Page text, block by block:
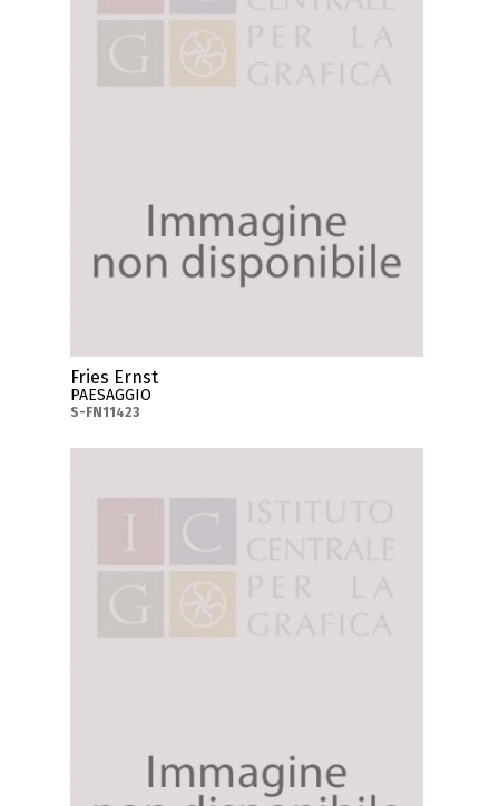
Fries Ernst
PAESAGGIO
S-FN11423